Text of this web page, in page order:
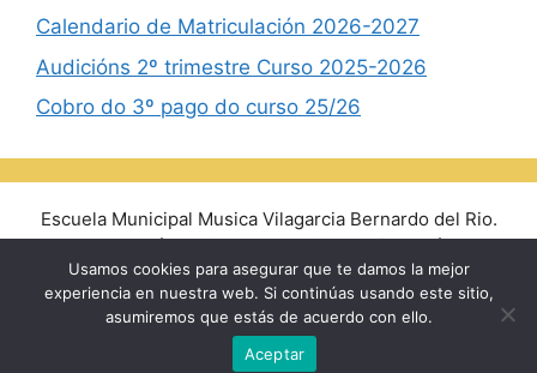
Calendario de Matriculación 2026-2027
Audicións 2º trimestre Curso 2025-2026
Cobro do 3º pago do curso 25/26
Escuela Municipal Musica Vilagarcia Bernardo del Rio.
Avda. Rosalía de Castro, 14 - 36600 Vilagarcía de
Arousa - Tlf/Fax: 986 510 770
escolamusica@vilagarcia.gal
Aviso Legal|Políticas de privacidad y Cookies
Usamos cookies para asegurar que te damos la mejor
experiencia en nuestra web. Si continúas usando este sitio,
asumiremos que estás de acuerdo con ello.
Aceptar